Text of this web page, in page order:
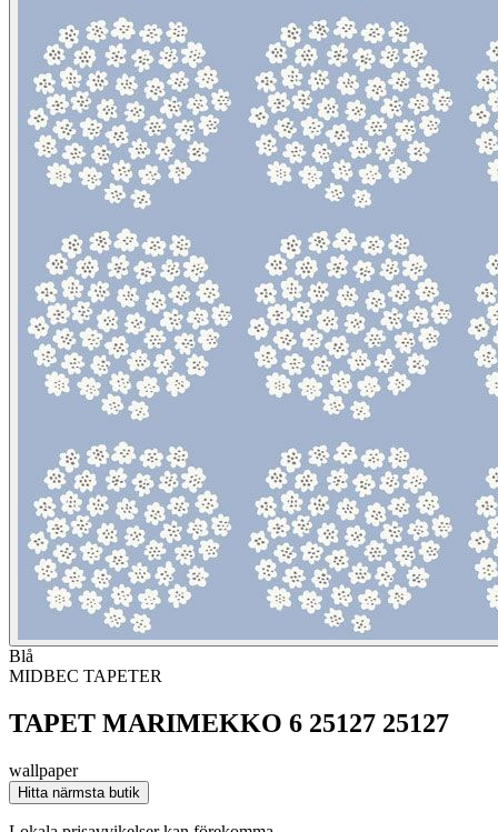
Blå
MIDBEC TAPETER
TAPET MARIMEKKO 6 25127 25127
wallpaper
Hitta närmsta butik